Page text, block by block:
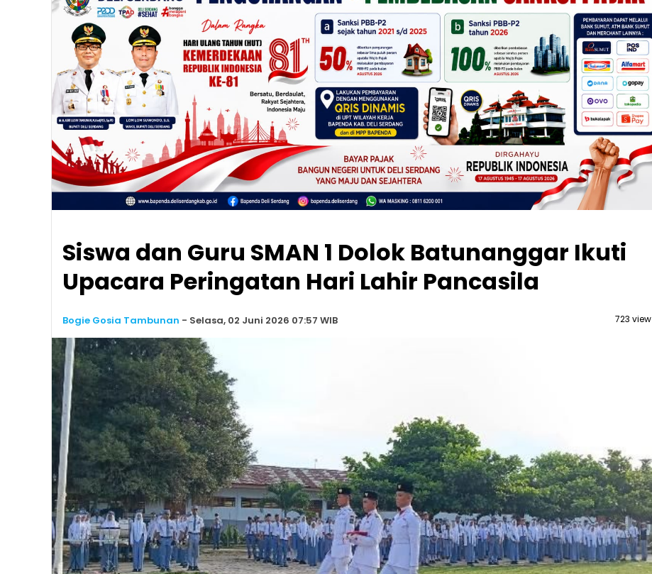
Siswa dan Guru SMAN 1 Dolok Batunanggar Ikuti
Upacara Peringatan Hari Lahir Pancasila
Bogie Gosia Tambunan - Selasa, 02 Juni 2026 07:57 WIB 723 view